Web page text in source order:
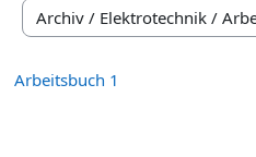
Kursbereiche
Arbeitsbuch 1